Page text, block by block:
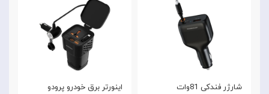
اینورتر برق خودرو پرودو
شارژر فندکی 81وات